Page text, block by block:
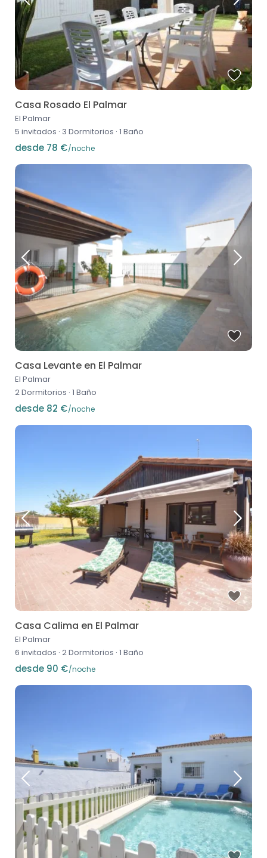
Casa Rosado El Palmar
El Palmar
5 invitados · 3 Dormitorios · 1 Baño
desde 78 €/noche
Casa Levante en El Palmar
El Palmar
2 Dormitorios · 1 Baño
desde 82 €/noche
Casa Calima en El Palmar
El Palmar
6 invitados · 2 Dormitorios · 1 Baño
desde 90 €/noche